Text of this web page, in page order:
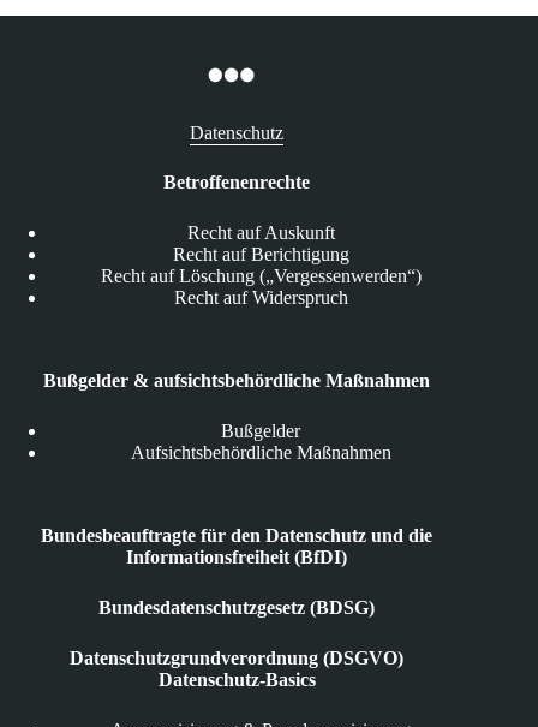
Datenschutz
Betroffenenrechte
Recht auf Auskunft
Recht auf Berichtigung
Recht auf Löschung („Vergessenwerden“)
Recht auf Widerspruch
Bußgelder & aufsichtsbehördliche Maßnahmen
Bußgelder
Aufsichtsbehördliche Maßnahmen
Bundesbeauftragte für den Datenschutz und die
Informationsfreiheit (BfDI)
Bundesdatenschutzgesetz (BDSG)
Datenschutzgrundverordnung (DSGVO)
Datenschutz-Basics